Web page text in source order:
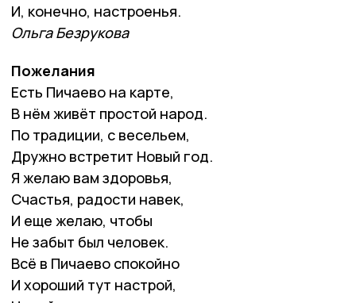
И, конечно, настроенья.
Ольга Безрукова
Пожелания
Есть Пичаево на карте,
В нём живёт простой народ.
По традиции, с весельем,
Дружно встретит Новый год.
Я желаю вам здоровья,
Счастья, радости навек,
И еще желаю, чтобы
Не забыт был человек.
Всё в Пичаево спокойно
И хороший тут настрой,